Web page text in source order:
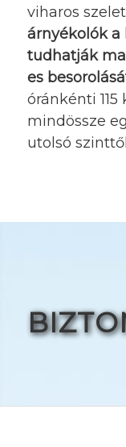
viharos
árnyékolók a
tudhatják
es
óránkénti
mindössze
utolsó